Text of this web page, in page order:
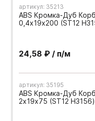
артикул: 35213
ABS Кромка-Дуб
0,4х19х200 (ST12
24,58 ₽ / п/м
артикул: 35195
ABS Кромка-Дуб
2х19х75 (ST12 H3156)